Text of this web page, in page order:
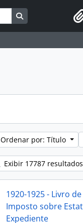
Busque na
Ordenar por: Título
Exibir 17787
1920-1925 - Livro
Imposto sobre
Expediente